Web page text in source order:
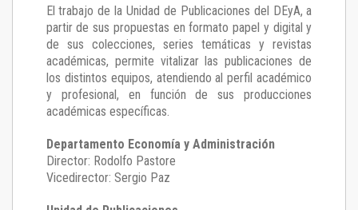
El trabajo de la Unidad de Publicaciones del DEyA, a
partir de sus propuestas en formato papel y digital y
de sus colecciones, series temáticas y revistas
académicas, permite vitalizar las publicaciones de
los distintos equipos, atendiendo al perfil académico
y profesional, en función de sus producciones
académicas específicas.
Departamento Economía y Administración
Director: Rodolfo Pastore
Vicedirector: Sergio Paz